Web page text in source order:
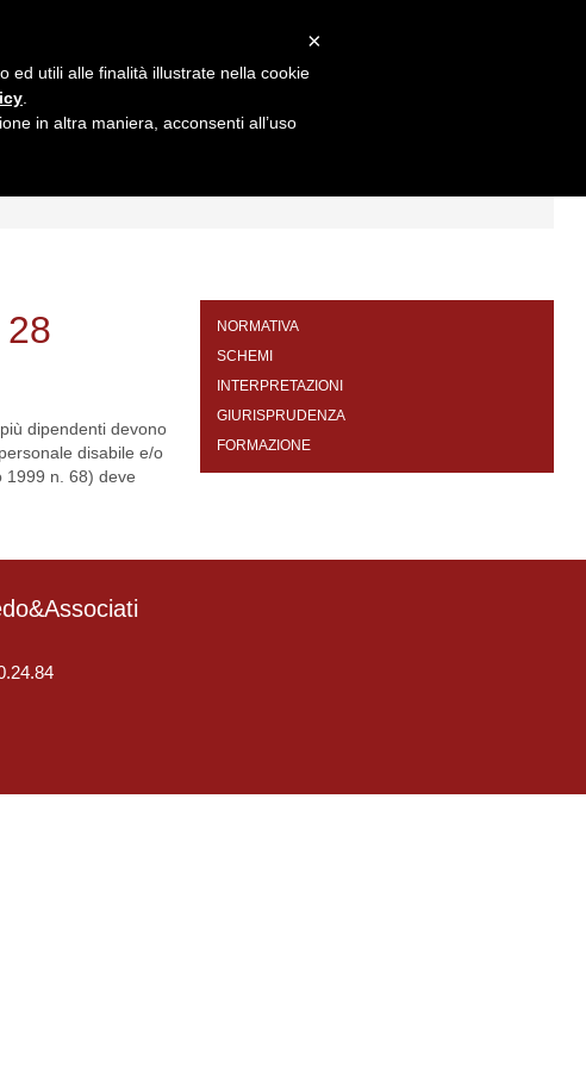
dipendenti devono
disabile e/o
1999 n. 68) deve
NORMATIVA
SCHEMI
INTERPRETAZIONI
GIURISPRUDENZA
FORMAZIONE
×
ed utili alle finalità illustrate nella cookie
in altra maniera, acconsenti all’uso